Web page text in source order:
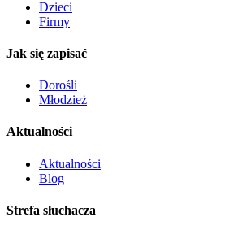
Dzieci
Firmy
Jak się zapisać
Dorośli
Młodzież
Aktualności
Aktualności
Blog
Strefa słuchacza